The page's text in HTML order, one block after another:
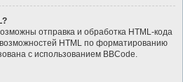
отправка и обработка HTML-кода
HTML по форматированию
с использованием BBCode.